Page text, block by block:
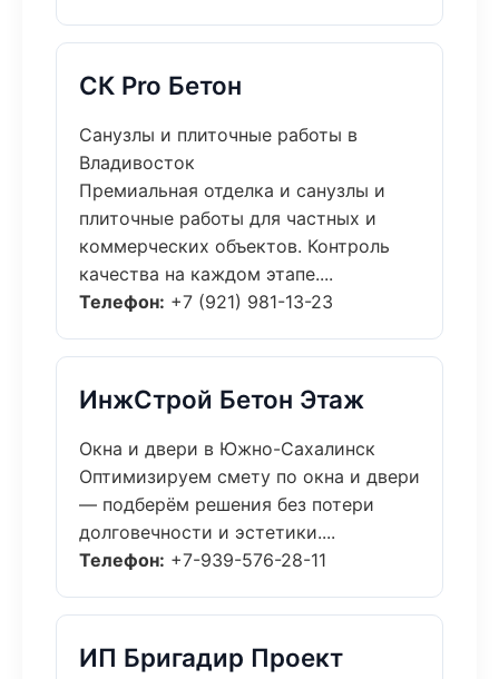
СК Pro Бетон
Санузлы и плиточные работы в
Владивосток
Премиальная отделка и санузлы и
плиточные работы для частных и
коммерческих объектов. Контроль
качества на каждом этапе....
Телефон: +7 (921) 981-13-23
ИнжСтрой Бетон Этаж
Окна и двери в Южно-Сахалинск
Оптимизируем смету по окна и двери
— подберём решения без потери
долговечности и эстетики....
Телефон: +7-939-576-28-11
ИП Бригадир Проект